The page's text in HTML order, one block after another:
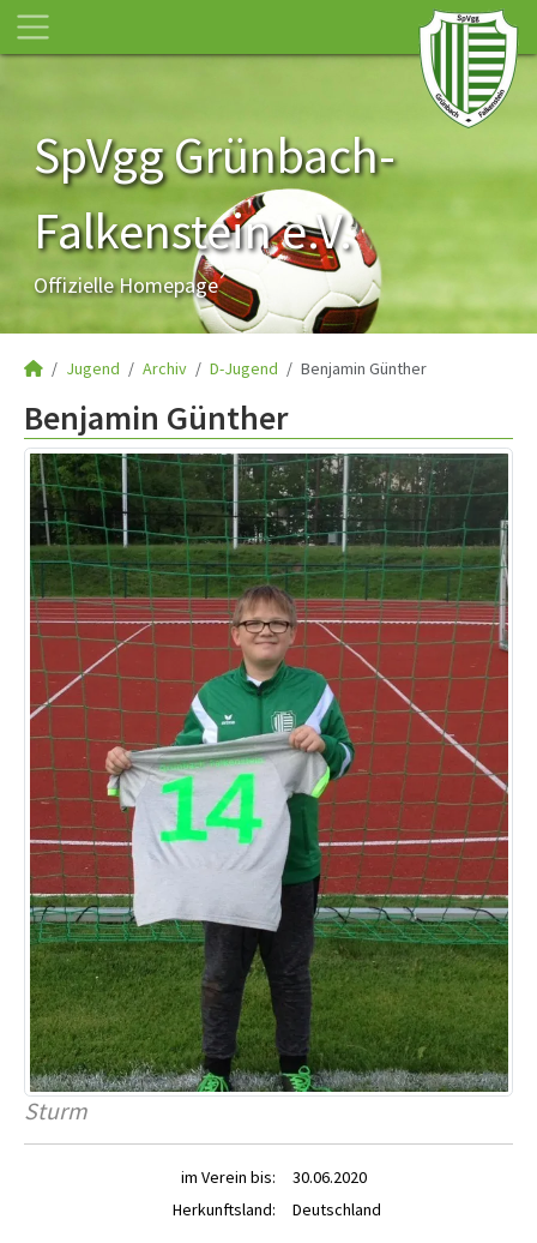
SpVgg Grünbach-
Falkenstein e.V.
Offizielle Homepage
Jugend Archiv D-Jugend Benjamin Günther
Benjamin Günther
Sturm
im Verein bis:
30.06.2020
Herkunftsland:
Deutschland